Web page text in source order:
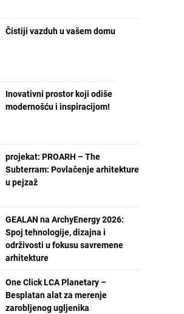
Čistiji vazduh u vašem domu
Inovativni prostor koji odiše
modernošću i inspiracijom!
projekat: PROARH – The
Subterram: Povlačenje arhitekture
u pejzaž
GEALAN na ArchyEnergy 2026:
Spoj tehnologije, dizajna i
održivosti u fokusu savremene
arhitekture
One Click LCA Planetary –
Besplatan alat za merenje
zarobljenog ugljenika